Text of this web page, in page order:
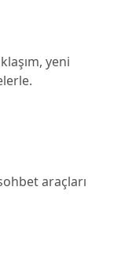
yeni
araçları